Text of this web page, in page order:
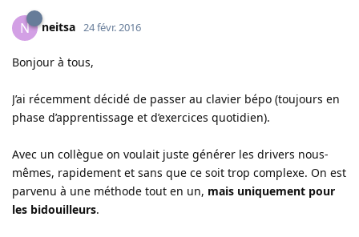
N neitsa 24 févr. 2016
Bonjour à tous,
J’ai récemment décidé de passer au clavier bépo (toujours en
phase d’apprentissage et d’exercices quotidien).
Avec un collègue on voulait juste générer les drivers nous-
mêmes, rapidement et sans que ce soit trop complexe. On est
parvenu à une méthode tout en un, mais uniquement pour
les bidouilleurs.